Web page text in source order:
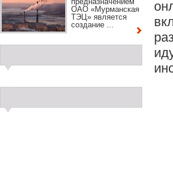
ОАО «Мурманская
ТЭЦ» является
создание ...